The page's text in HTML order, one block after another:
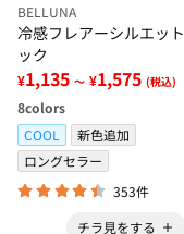
BELLUNA
冷感フレアーシルエッ
ック
¥1,135 ～ ¥1,575 (税込)
8colors
COOL
新色追加
ロングセラー
353件
チラ見をする